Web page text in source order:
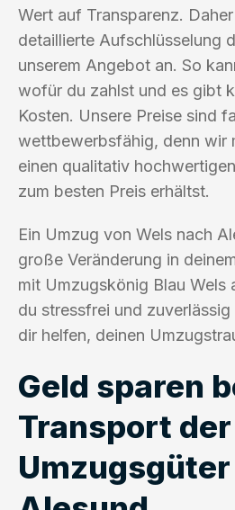
Wert auf Transparenz.
detaillierte Aufschlüsselung
unserem Angebot an. So
wofür du zahlst und es gibt
Kosten. Unsere Preise sind
wettbewerbsfähig, denn wir
einen qualitativ hochwertigen
zum besten Preis erhältst.
Ein Umzug von Wels nach
große Veränderung in
mit Umzugskönig Blau Wels
du stressfrei und
dir helfen, deinen
Geld sparen
Transport der